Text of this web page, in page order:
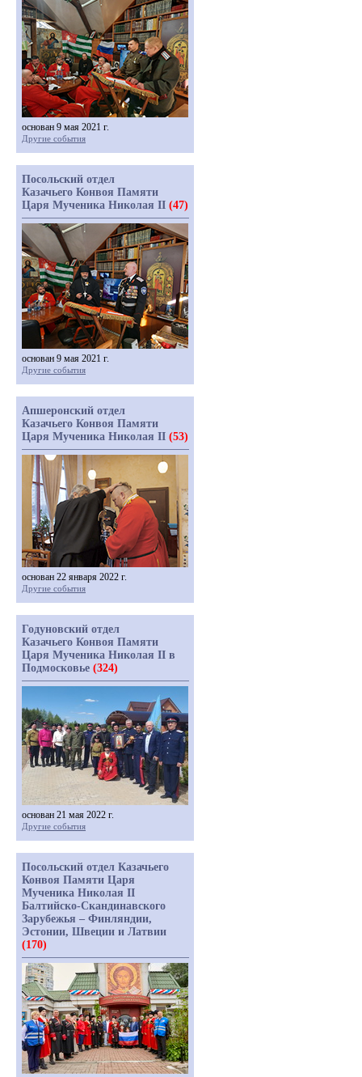
основан 9 мая 2021 г.
Другие события
Посольский отдел
Казачьего Конвоя Памяти
Царя Мученика Николая II (47)
основан 9 мая 2021 г.
Другие события
Апшеронский отдел
Казачьего Конвоя Памяти
Царя Мученика Николая II (53)
основан 22 января 2022 г.
Другие события
Годуновский отдел
Казачьего Конвоя Памяти
Царя Мученика Николая II в
Подмосковье (324)
основан 21 мая 2022 г.
Другие события
Посольский отдел Казачьего
Конвоя Памяти Царя
Мученика Николая II
Балтийско-Скандинавского
Зарубежья – Финляндии,
Эстонии, Швеции и Латвии
(170)